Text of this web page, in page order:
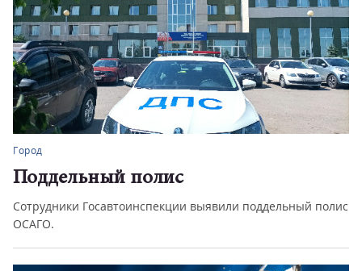
Город
Поддельный полис
Сотрудники Госавтоинспекции выявили поддельный полис
ОСАГО.